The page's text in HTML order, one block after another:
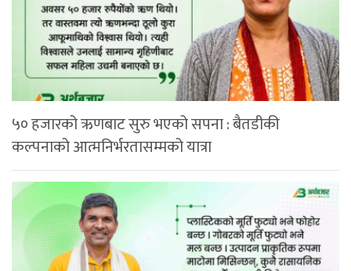
५० हजारको ऋणबाट सुरु भएको सपना : बैतडीकी
कल्पनाको आत्मनिर्भरतासम्मको यात्रा